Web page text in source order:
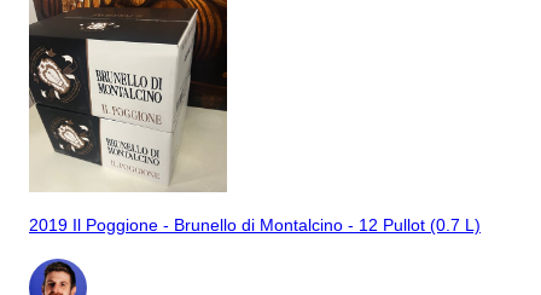
2019 Il Poggione - Brunello di Montalcino - 12 Pullot (0.7 L)